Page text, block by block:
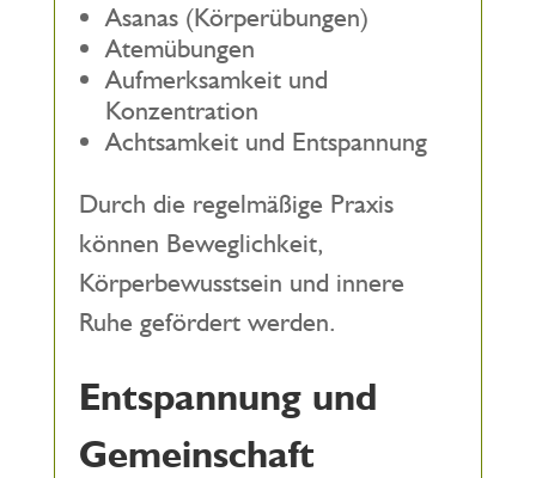
Asanas (Körperübungen)
Atemübungen
Aufmerksamkeit und
Konzentration
Achtsamkeit und Entspannung
Durch die regelmäßige Praxis
können Beweglichkeit,
Körperbewusstsein und innere
Ruhe gefördert werden.
Entspannung und
Gemeinschaft